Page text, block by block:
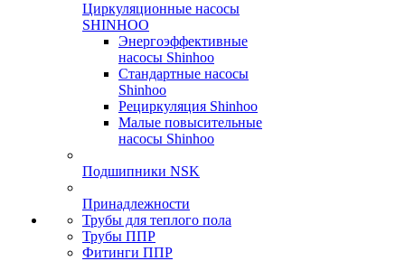
Циркуляционные насосы
SHINHOO
Энергоэффективные
насосы Shinhoo
Стандартные насосы
Shinhoo
Рециркуляция Shinhoo
Малые повысительные
насосы Shinhoo
Подшипники NSK
Принадлежности
Трубы для теплого пола
Трубы ППР
Фитинги ППР